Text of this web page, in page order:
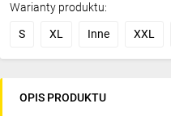
Warianty produktu:
S XL Inne XXL
OPIS PRODUKTU